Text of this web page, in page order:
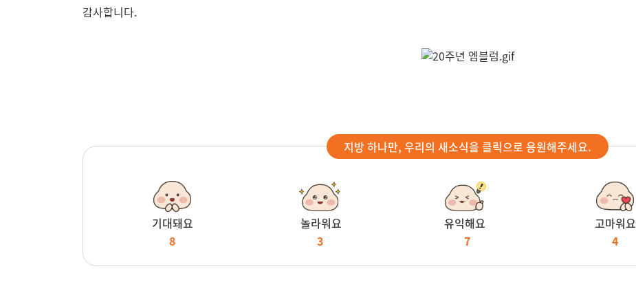
감사합니다.
지방 하나만, 우리의 새소식을 클릭으로 응원해주세요.
기대돼요
8
놀라워요
3
유익해요
7
고마워요
4